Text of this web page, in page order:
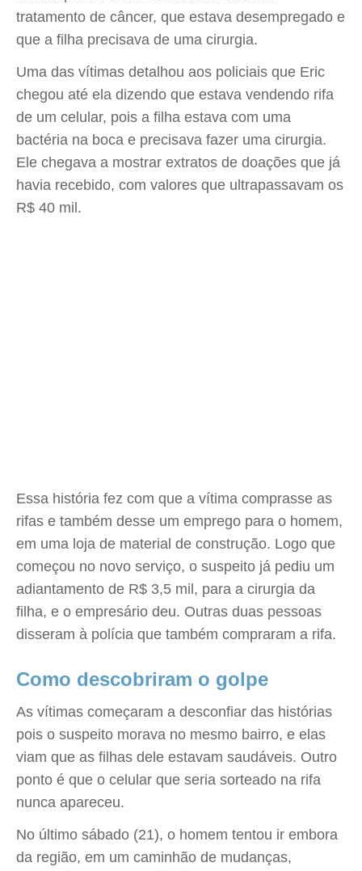
tratamento de câncer, que estava desempregado e
que a filha precisava de uma cirurgia.
Uma das vítimas detalhou aos policiais que Eric
chegou até ela dizendo que estava vendendo rifa
de um celular, pois a filha estava com uma
bactéria na boca e precisava fazer uma cirurgia.
Ele chegava a mostrar extratos de doações que já
havia recebido, com valores que ultrapassavam os
R$ 40 mil.
Essa história fez com que a vítima comprasse as
rifas e também desse um emprego para o homem,
em uma loja de material de construção. Logo que
começou no novo serviço, o suspeito já pediu um
adiantamento de R$ 3,5 mil, para a cirurgia da
filha, e o empresário deu. Outras duas pessoas
disseram à polícia que também compraram a rifa.
Como descobriram o golpe
As vítimas começaram a desconfiar das histórias
pois o suspeito morava no mesmo bairro, e elas
viam que as filhas dele estavam saudáveis. Outro
ponto é que o celular que seria sorteado na rifa
nunca apareceu.
No último sábado (21), o homem tentou ir embora
da região, em um caminhão de mudanças,